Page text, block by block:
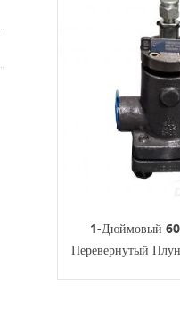
1-Дюймовый
Перевернутый